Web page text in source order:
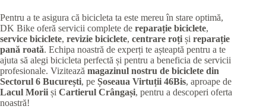
Pentru a te asigura că bicicleta ta este mereu în stare optimă,
DK Bike oferă servicii complete de reparație biciclete,
service biciclete, revizie biciclete, centrare roți și reparație
pană roată. Echipa noastră de experți te așteaptă pentru a te
ajuta să alegi bicicleta perfectă și pentru a beneficia de servicii
profesionale. Vizitează magazinul nostru de biciclete din
Sectorul 6 București, pe Șoseaua Virtuții 46Bis, aproape de
Lacul Morii și Cartierul Crângași, pentru a descoperi oferta
noastră!